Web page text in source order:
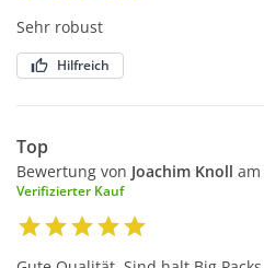
Sehr robust
Hilfreich
Top
Bewertung von Joachim Knoll am
Verifizierter Kauf